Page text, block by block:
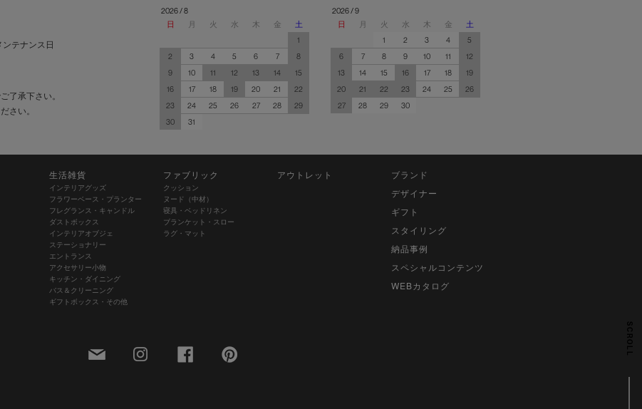
SCROLL
テナンス日
了承下さい。
さい。
2026 / 8
日
月 火 水 木 金
土
1
2
3 4 5 6 7
8
9
10 11 12 13 14
15
16
17 18 19 20 21
22
23
24 25 26 27 28
29
30
31
2026 / 9
日
月 火 水 木 金
土
1
2 3 4
5
6
7 8 9 10 11
12
13
14 15 16 17 18
19
20
21 22 23 24 25
26
27
28 29 30
生活雑貨
インテリアグッズ
フラワーベース・プランター
フレグランス・キャンドル
ダストボックス
インテリアオブジェ
ステーショナリー
エントランス
アクセサリー小物
キッチン・ダイニング
バス＆クリーニング
ギフトボックス・その他
ファブリック
クッション
ヌード（中材）
寝具・ベッドリネン
ブランケット・スロー
ラグ・マット
アウトレット
ブランド
デザイナー
ギフト
スタイリング
納品事例
スペシャルコンテンツ
WEBカタログ